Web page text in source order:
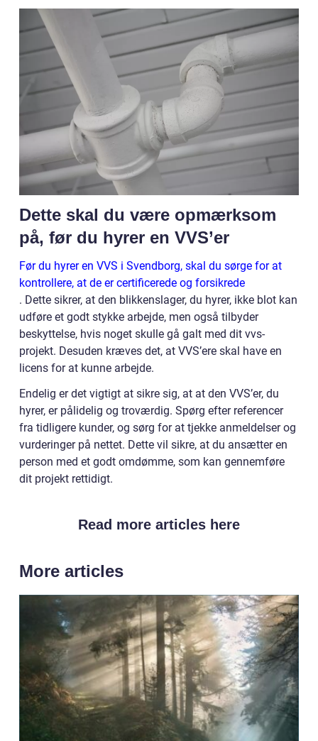
Dette skal du være opmærksom
på, før du hyrer en VVS’er
Før du hyrer en VVS i Svendborg, skal du sørge for at
kontrollere, at de er certificerede og forsikrede
. Dette sikrer, at den blikkenslager, du hyrer, ikke blot kan
udføre et godt stykke arbejde, men også tilbyder
beskyttelse, hvis noget skulle gå galt med dit vvs-
projekt. Desuden kræves det, at VVS’ere skal have en
licens for at kunne arbejde.
Endelig er det vigtigt at sikre sig, at at den VVS’er, du
hyrer, er pålidelig og troværdig. Spørg efter referencer
fra tidligere kunder, og sørg for at tjekke anmeldelser og
vurderinger på nettet. Dette vil sikre, at du ansætter en
person med et godt omdømme, som kan gennemføre
dit projekt rettidigt.
Read more articles here
More articles